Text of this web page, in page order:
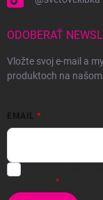
ODOBERAŤ
Vložte svoj e-mail a
produktoch na našom
EMAIL